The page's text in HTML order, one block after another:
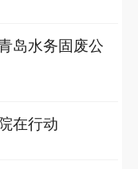
岛水务固废公
在行动